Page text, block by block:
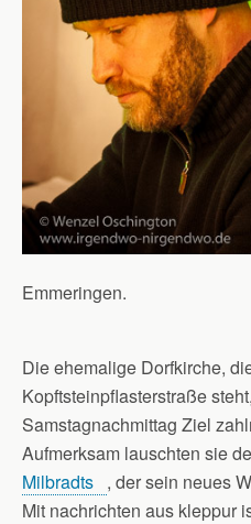
Emmeringen.
Die ehemalige Dorfkirche,
Kopftsteinpflasterstraße
Samstagnachmittag Ziel
Aufmerksam lauschten sie
Milbradts , der sein neues
Mit nachrichten aus kleppur